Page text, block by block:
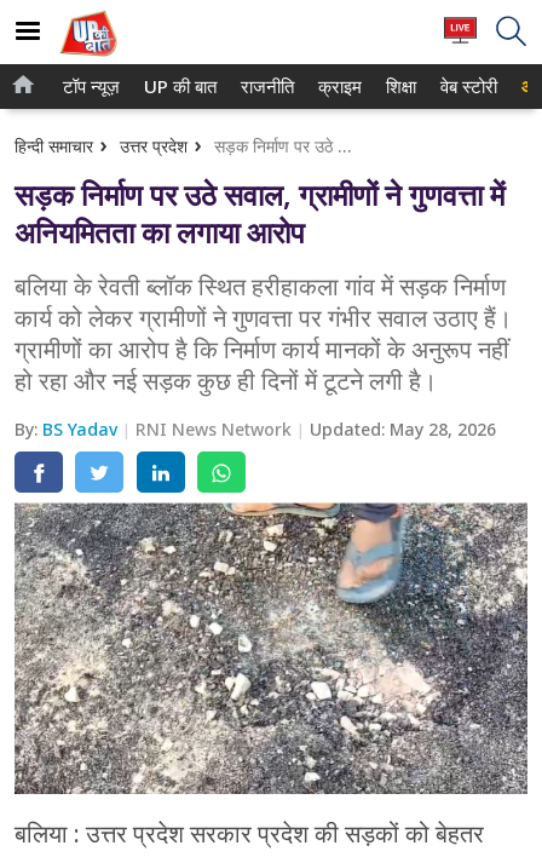
होम
टॉप न्यूज़
UP की बात
क्राइम
शिक्षा
वेब स्टोरी
टॉप न्यूज़ UP की बात राजनीति क्राइम शिक्षा वेब स्टोरी
हिन्दी समाचार उत्तर प्रदेश सड़क निर्माण पर उठे सवाल, ग्रामीणों ने गुणवत्ता में अनियमितता का लगाया आरोप
सड़क निर्माण पर उठे सवाल, ग्रामीणों ने गुणवत्ता में
अनियमितता का लगाया आरोप
बलिया के रेवती ब्लॉक स्थित हरीहाकला गांव में सड़क निर्माण
कार्य को लेकर ग्रामीणों ने गुणवत्ता पर गंभीर सवाल उठाए हैं।
ग्रामीणों का आरोप है कि निर्माण कार्य मानकों के अनुरूप नहीं
हो रहा और नई सड़क कुछ ही दिनों में टूटने लगी है।
By: BS Yadav RNI News Network Updated: May 28, 2026
बलिया : उत्तर प्रदेश सरकार प्रदेश की सड़कों को बेहतर
गाजियाबाद
लखनऊ
वाराणसी
आगरा
अयोध्या
अलीगढ़
मथुरा
मेरठ
मुरादाबाद
गोरखपुर
प्रयागराज
रामपुर